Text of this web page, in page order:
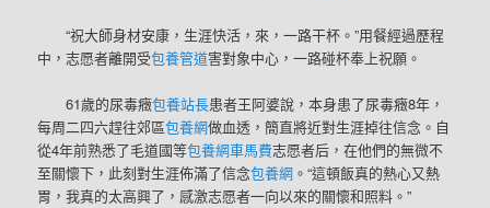
“祝大師身材安康，生涯快活，來，一路干杯。”用餐經過歷程
中，志愿者離開受包養管道害對象中心，一路碰杯奉上祝願。
61歲的尿毒癥包養站長患者王阿婆說，本身患了尿毒癥8年，
每周二四六趕往郊區包養網做血透，簡直將近對生涯掉往信念。自
從4年前熟悉了毛道國等包養網車馬費志愿者后，在他們的無微不
至關懷下，此刻對生涯佈滿了信念包養網 。“這頓飯真的熱心又熱
胃，我真的太高興了，感激志愿者一向以來的關懷和照料。”